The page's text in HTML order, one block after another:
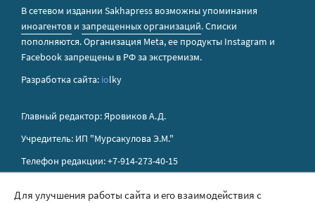
В сетевом издании Sakhapress возможны упоминания
иноагентов и запрещенных организаций. Списки
пополняются. Организация Metа, ее продукты Instagram и
Facebook запрещены в РФ за экстремизм.
Разработка сайта: iolky
Главный редактор: Яровиков А.Д.
Учредитель: ИП "Мурсакулова Э.М."
Телефон редакции: +7-914-273-40-15
Для улучшения работы сайта и его взаимодействия с